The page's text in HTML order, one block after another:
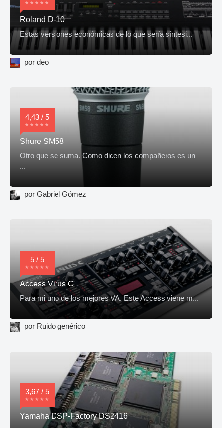
Roland D-10
Estas versiones económicas de lo que sería síntesi...
por deo
4,43 / 5
Shure SM58
Otro que se suma. Como dicen los compañeros es un
...
por Gabriel Gómez
5 / 5
Access Virus C
Para mi uno de los mejores VA. Este Access viene m...
por Ruido genérico
3,67 / 5
Yamaha DSP-Factory DS2416